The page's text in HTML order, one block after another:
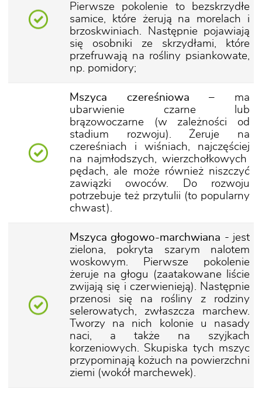
Pierwsze pokolenie to bezskrzydłe
samice, które żerują na morelach i
brzoskwiniach. Następnie pojawiają
się osobniki ze skrzydłami, które
przefruwają na rośliny psiankowate,
np. pomidory;
Mszyca czereśniowa – ma
ubarwienie czarne lub
brązowoczarne (w zależności od
stadium rozwoju). Żeruje na
czereśniach i wiśniach, najczęściej
na najmłodszych, wierzchołkowych
pędach, ale może również niszczyć
zawiązki owoców. Do rozwoju
potrzebuje też przytulii (to popularny
chwast).
Mszyca głogowo-marchwiana - jest
zielona, pokryta szarym nalotem
woskowym. Pierwsze pokolenie
żeruje na głogu (zaatakowane liście
zwijają się i czerwienieją). Następnie
przenosi się na rośliny z rodziny
selerowatych, zwłaszcza marchew.
Tworzy na nich kolonie u nasady
naci, a także na szyjkach
korzeniowych. Skupiska tych mszyc
przypominają kożuch na powierzchni
ziemi (wokół marchewek).